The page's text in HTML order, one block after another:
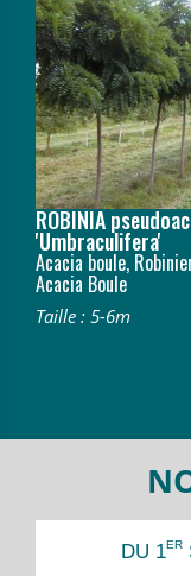
ROBINIA
'Umbraculifera'
Acacia boule,
Acacia Boule
Taille : 5-6m
DU 1ER